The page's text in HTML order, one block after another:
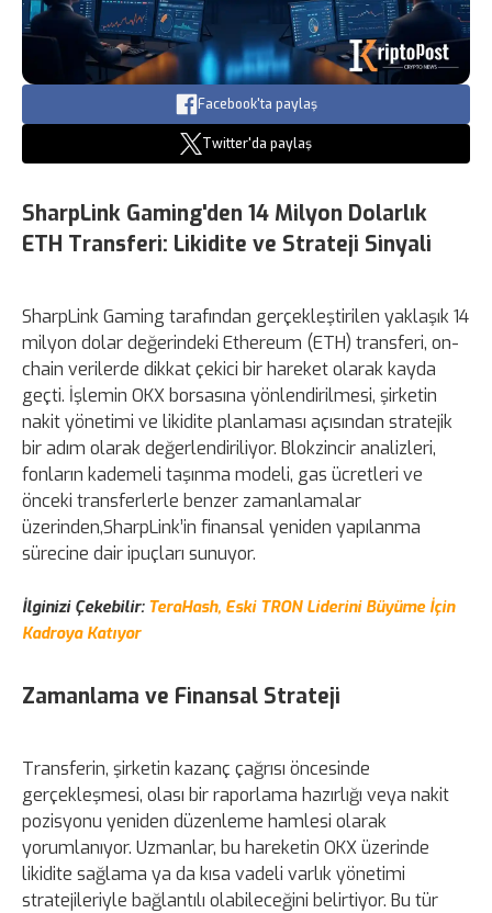
Facebook'ta paylaş
Twitter'da paylaş
SharpLink Gaming'den 14 Milyon Dolarlık
ETH Transferi: Likidite ve Strateji Sinyali
SharpLink Gaming tarafından gerçekleştirilen yaklaşık 14
milyon dolar değerindeki Ethereum (ETH) transferi, on-
chain verilerde dikkat çekici bir hareket olarak kayda
geçti. İşlemin OKX borsasına yönlendirilmesi, şirketin
nakit yönetimi ve likidite planlaması açısından stratejik
bir adım olarak değerlendiriliyor. Blokzincir analizleri,
fonların kademeli taşınma modeli, gas ücretleri ve
önceki transferlerle benzer zamanlamalar
üzerinden,SharpLink’in finansal yeniden yapılanma
sürecine dair ipuçları sunuyor.
İlginizi Çekebilir: TeraHash, Eski TRON Liderini Büyüme İçin
Kadroya Katıyor
Zamanlama ve Finansal Strateji
Transferin, şirketin kazanç çağrısı öncesinde
gerçekleşmesi, olası bir raporlama hazırlığı veya nakit
pozisyonu yeniden düzenleme hamlesi olarak
yorumlanıyor. Uzmanlar, bu hareketin OKX üzerinde
likidite sağlama ya da kısa vadeli varlık yönetimi
stratejileriyle bağlantılı olabileceğini belirtiyor. Bu tür